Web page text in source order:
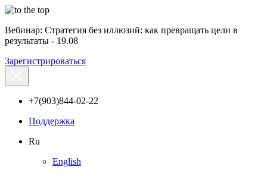
Вебинар: Стратегия без иллюзий: как превращать цели в
результаты - 19.08
Зарегистрироваться
+7(903)844-02-22
Поддержка
Ru
English